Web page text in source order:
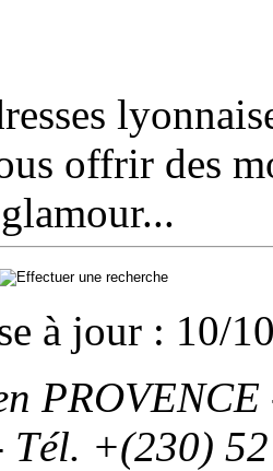
offrir des
à jour : 10/
+(230)